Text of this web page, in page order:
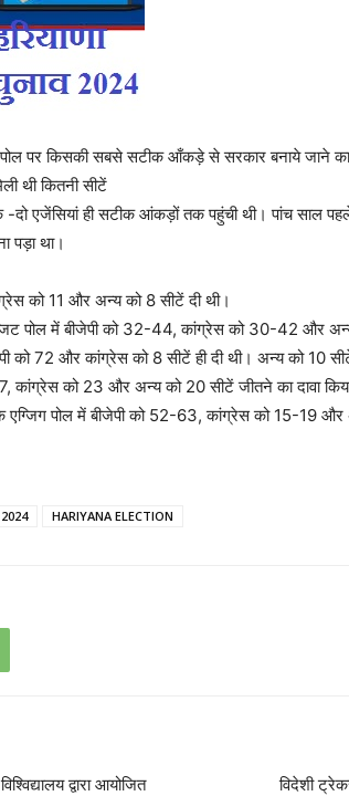
पोल पर किसकी सबसे सटीक आँकड़े से सरकार बनाये जाने
थी कितनी सीटें
एजेंसियां ही सटीक आंकड़ों तक पहुंची थी। पांच साल पहले
पड़ा था।
को 11 और अन्य को 8 सीटें दी थी।
पोल में बीजेपी को 32-44, कांग्रेस को 30-42 और
को 72 और कांग्रेस को 8 सीटें ही दी थी। अन्य को 10
कांग्रेस को 23 और अन्य को 20 सीटें जीतने का दावा
के एग्जिग पोल में बीजेपी को 52-63, कांग्रेस को 15-19
HARIYANA ELECTION
द्वारा आयोजित
विदेशी